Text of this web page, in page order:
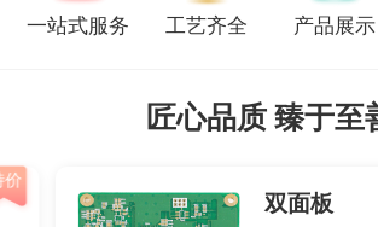
一站式服务 工艺齐全 产品展示
匠心品质 臻于至
双面板